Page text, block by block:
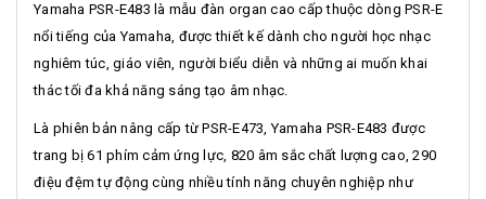
Yamaha PSR-E483 là mẫu đàn organ cao cấp thuộc dòng PSR-E
nổi tiếng của Yamaha, được thiết kế dành cho người học nhạc
nghiêm túc, giáo viên, người biểu diễn và những ai muốn khai
thác tối đa khả năng sáng tạo âm nhạc.
Là phiên bản nâng cấp từ PSR-E473, Yamaha PSR-E483 được
trang bị 61 phím cảm ứng lực, 820 âm sắc chất lượng cao, 290
điệu đệm tự động cùng nhiều tính năng chuyên nghiệp như